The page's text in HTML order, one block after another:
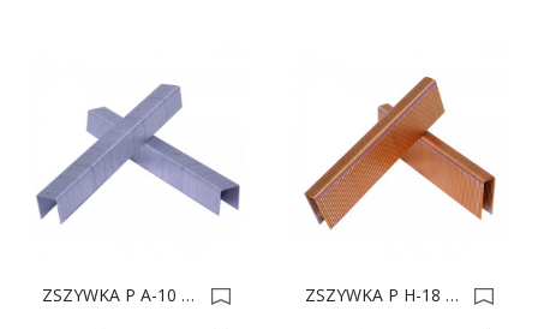
ZSZYWKA P A-10 Op.17500 0001208 ZSZYWKA P H-18 Op.13400 0001216